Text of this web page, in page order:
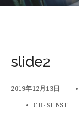
slide2
2019年12月13日
CH-SENSE